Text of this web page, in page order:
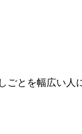
とを幅広い